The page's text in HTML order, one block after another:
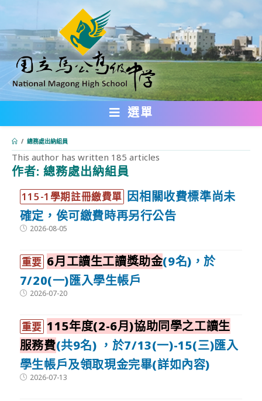
轉
主
要
內
選單
作者: 總務處出納組員
This author has written 185 articles
/ 總務處出納組員
115-1學期註冊繳費單 因相關收費標準尚未
確定，俟可繳費時再另行公告
Post2026-08-05
重要 6月工讀生工讀獎助金(9名)，於
7/20(一)匯入學生帳戶
Post2026-07-20
重要 115年度(2-6月)協助同學之工讀生
服務費(共9名) ，於7/13(一)-15(三)匯入
學生帳戶及領取現金完畢(詳如內容)
Post2026-07-13